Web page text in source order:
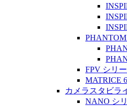
FPV シリ
MATRICE
カメラスタビラ
NANO シ